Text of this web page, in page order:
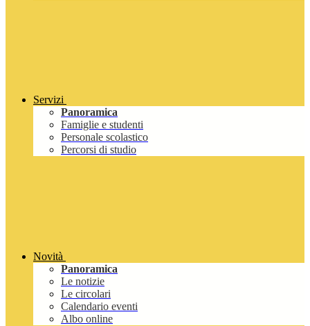
Servizi
Panoramica
Famiglie e studenti
Personale scolastico
Percorsi di studio
Novità
Panoramica
Le notizie
Le circolari
Calendario eventi
Albo online